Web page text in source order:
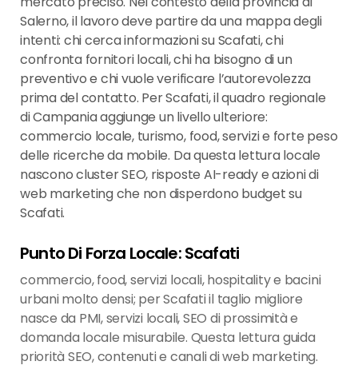
Salerno, il lavoro deve partire da una mappa degli
intenti: chi cerca informazioni su Scafati, chi
confronta fornitori locali, chi ha bisogno di un
preventivo e chi vuole verificare l’autorevolezza
prima del contatto. Per Scafati, il quadro regionale
di Campania aggiunge un livello ulteriore:
commercio locale, turismo, food, servizi e forte peso
delle ricerche da mobile. Da questa lettura locale
nascono cluster SEO, risposte AI-ready e azioni di
web marketing che non disperdono budget su
Scafati.
Punto Di Forza Locale: Scafati
commercio, food, servizi locali, hospitality e bacini
urbani molto densi; per Scafati il taglio migliore
nasce da PMI, servizi locali, SEO di prossimità e
domanda locale misurabile. Questa lettura guida
priorità SEO, contenuti e canali di web marketing.